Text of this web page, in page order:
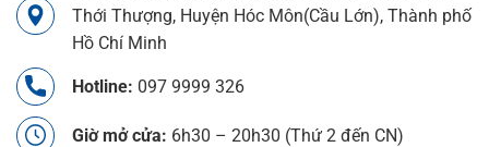
Thới Thượng, Huyện Hóc Môn(Cầu Lớn), Thành phố
Hồ Chí Minh
Hotline: 097 9999 326
Giờ mở cửa: 6h30 – 20h30 (Thứ 2 đến CN)